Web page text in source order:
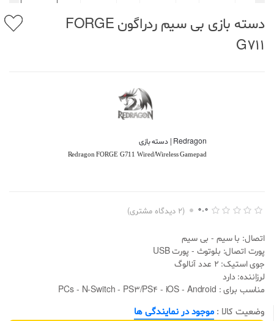
دسته بازی بی سیم ردراگون FORGE
G711
Redragon | دسته بازی
Redragon FORGE G711 Wired/Wireless Gamepad
ت
ی
ا
ز
د
ه
ی
.
0
0.0
(
2 دیدگاه مشتری)
اتصال: با سیم - بی سیم
پورت اتصال: بلوتوث - پورت USB
جوی استیک: 2 عدد آنالوگ
لرزاننده: دارد
مناسب برای :
PCs - N-Switch - PS3/PS4 - iOS - Android
وضعیت کالا : موجود در نمایندگی ها